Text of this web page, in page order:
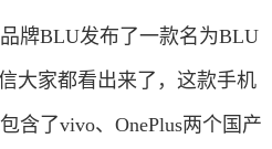
牌BLU发布了一款名为BLU
大家都看出来了，这款手机
含了vivo、OnePlus两个国产